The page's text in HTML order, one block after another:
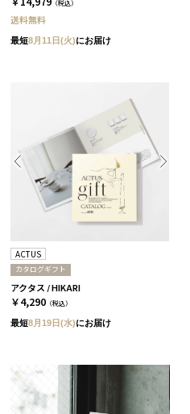
（税込）
送料無料
最短8月11日(火)にお届け
ACTUS
カタログギフト
アクタス / HIKARI
￥4,290 （税込）
最短8月19日(水)にお届け